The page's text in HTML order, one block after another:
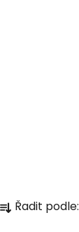
a Řadit podle: